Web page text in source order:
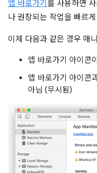
앱 바로가기 를 사용하면
나 권장되는 작업을 빠르
이제 다음과 같은 경우 매
앱 바로가기 아이콘
앱 바로가기 아이콘
아님 (무시됨)